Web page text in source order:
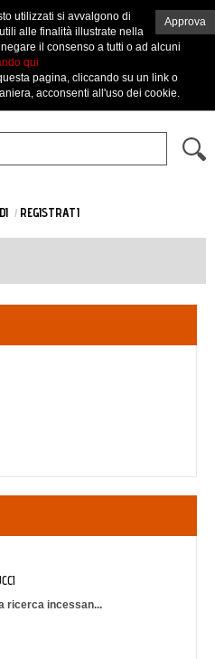
REGISTRATI
ricerca incessan...
Approva
utilizzati si avvalgono di
alle finalità illustrate nella
il consenso a tutti o ad alcuni
qui
pagina, cliccando su un link o
acconsenti all'uso dei cookie.